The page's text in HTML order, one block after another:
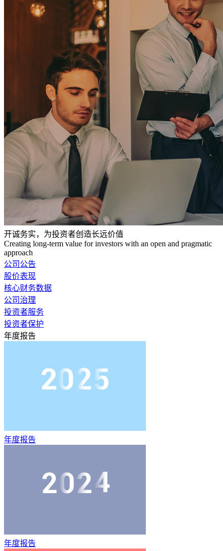
开诚务实，为投资者创造长远价值
Creating long-term value for investors with an open and pragmatic
approach
公司公告
股价表现
核心财务数据
公司治理
投资者服务
投资者保护
年度报告
年度报告
年度报告